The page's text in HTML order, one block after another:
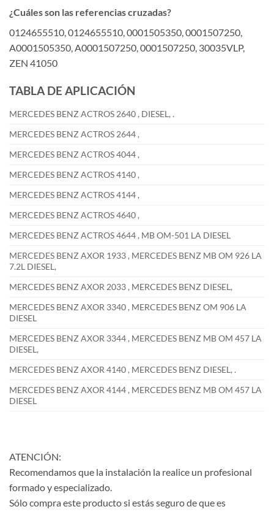
¿Cuáles son las referencias cruzadas?
0124655510, 0124655510, 0001505350, 0001507250,
A0001505350, A0001507250, 0001507250, 30035VLP,
ZEN 41050
TABLA DE APLICACIÓN
MERCEDES BENZ ACTROS 2640 , DIESEL, .
MERCEDES BENZ ACTROS 2644 ,
MERCEDES BENZ ACTROS 4044 ,
MERCEDES BENZ ACTROS 4140 ,
MERCEDES BENZ ACTROS 4144 ,
MERCEDES BENZ ACTROS 4640 ,
MERCEDES BENZ ACTROS 4644 , MB OM-501 LA DIESEL
MERCEDES BENZ AXOR 1933 , MERCEDES BENZ MB OM 926 LA
7.2L DIESEL,
MERCEDES BENZ AXOR 2033 , MERCEDES BENZ DIESEL,
MERCEDES BENZ AXOR 3340 , MERCEDES BENZ OM 906 LA
DIESEL
MERCEDES BENZ AXOR 3344 , MERCEDES BENZ MB OM 457 LA
DIESEL,
MERCEDES BENZ AXOR 4140 , MERCEDES BENZ DIESEL, .
MERCEDES BENZ AXOR 4144 , MERCEDES BENZ MB OM 457 LA
DIESEL
ATENCIÓN:
Recomendamos que la instalación la realice un profesional
formado y especializado.
Sólo compra este producto si estás seguro de que es